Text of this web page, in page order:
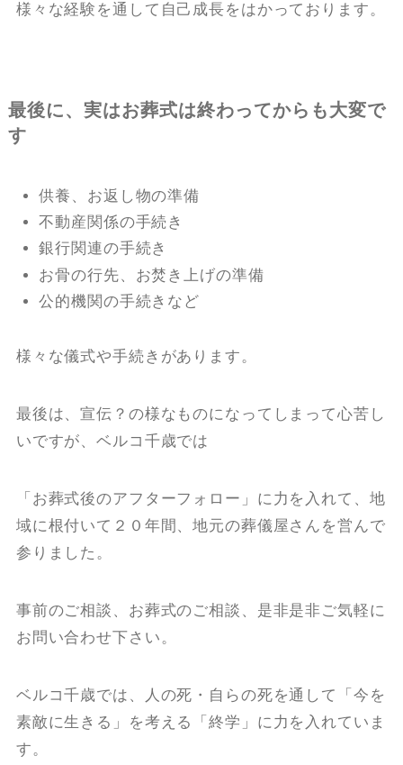
様々な経験を通して自己成長をはかっております。
最後に、実はお葬式は終わってからも大変で
す
供養、お返し物の準備
不動産関係の手続き
銀行関連の手続き
お骨の行先、お焚き上げの準備
公的機関の手続きなど
様々な儀式や手続きがあります。
最後は、宣伝？の様なものになってしまって心苦し
いですが、ベルコ千歳では
「お葬式後のアフターフォロー」に力を入れて、地
域に根付いて２０年間、地元の葬儀屋さんを営んで
参りました。
事前のご相談、お葬式のご相談、是非是非ご気軽に
お問い合わせ下さい。
ベルコ千歳では、人の死・自らの死を通して「今を
素敵に生きる」を考える「終学」に力を入れていま
す。